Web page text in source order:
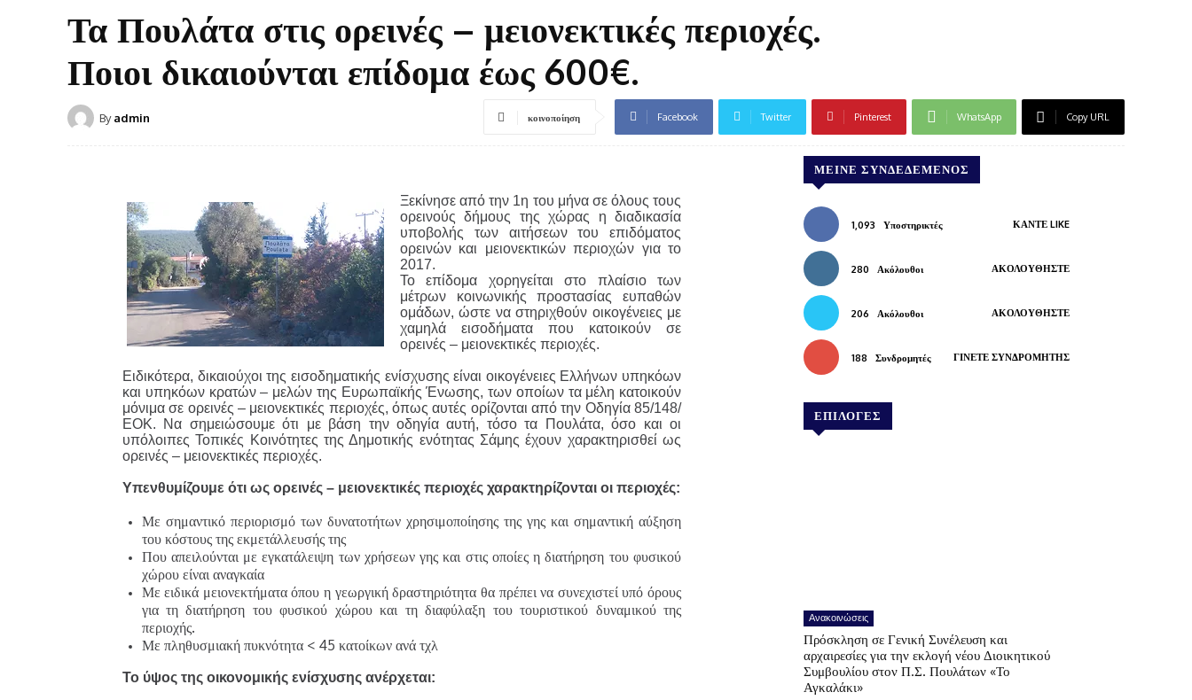
Τα Πουλάτα στις ορεινές – μειονεκτικές περιοχές.
Ποιοι δικαιούνται επίδομα έως 600€.
By admin κοινοποίηση Facebook Twitter Pinterest WhatsApp Copy URL
Ξεκίνησε από την 1η του μήνα σε όλους τους
ορεινούς δήμους της χώρας η διαδικασία
υποβολής των αιτήσεων του επιδόματος
ορεινών και μειονεκτικών περιοχών για το
2017.
Το επίδομα χορηγείται στο πλαίσιο των
μέτρων κοινωνικής προστασίας ευπαθών
ομάδων, ώστε να στηριχθούν οικογένειες με
χαμηλά εισοδήματα που κατοικούν σε
ορεινές – μειονεκτικές περιοχές.
Ειδικότερα, δικαιούχοι της εισοδηματικής ενίσχυσης είναι οικογένειες Ελλήνων υπηκόων
και υπηκόων κρατών – μελών της Ευρωπαϊκής Ένωσης, των οποίων τα μέλη κατοικούν
μόνιμα σε ορεινές – μειονεκτικές περιοχές, όπως αυτές ορίζονται από την Οδηγία 85/148/
ΕΟΚ. Να σημειώσουμε ότι με βάση την οδηγία αυτή, τόσο τα Πουλάτα, όσο και οι
υπόλοιπες Τοπικές Κοινότητες της Δημοτικής ενότητας Σάμης έχουν χαρακτηρισθεί ως
ορεινές – μειονεκτικές περιοχές.
Υπενθυμίζουμε ότι ως ορεινές – μειονεκτικές περιοχές χαρακτηρίζονται οι περιοχές:
Με σημαντικό περιορισμό των δυνατοτήτων χρησιμοποίησης της γης και σημαντική αύξηση
του κόστους της εκμετάλλευσής της
Που απειλούνται με εγκατάλειψη των χρήσεων γης και στις οποίες η διατήρηση του φυσικού
χώρου είναι αναγκαία
Με ειδικά μειονεκτήματα όπου η γεωργική δραστηριότητα θα πρέπει να συνεχιστεί υπό όρους
για τη διατήρηση του φυσικού χώρου και τη διαφύλαξη του τουριστικού δυναμικού της
περιοχής.
Με πληθυσμιακή πυκνότητα < 45 κατοίκων ανά τχλ
Το ύψος της οικονομικής ενίσχυσης ανέρχεται:
ΜΕΊΝΕ ΣΥΝΔΕΔΕΜΈΝΟΣ
1,093 Υποστηρικτές ΚΆΝΤΕ LIKE
280 Ακόλουθοι ΑΚΟΛΟΥΘΉΣΤΕ
206 Ακόλουθοι ΑΚΟΛΟΥΘΉΣΤΕ
188 Συνδρομητές ΓΊΝΕΤΕ ΣΥΝΔΡΟΜΗΤΉΣ
ΕΠΙΛΟΓΕΣ
Ανακοινώσεις
Πρόσκληση σε Γενική Συνέλευση και
αρχαιρεσίες για την εκλογή νέου Διοικητικού
Συμβουλίου στον Π.Σ. Πουλάτων «Το
Αγκαλάκι»